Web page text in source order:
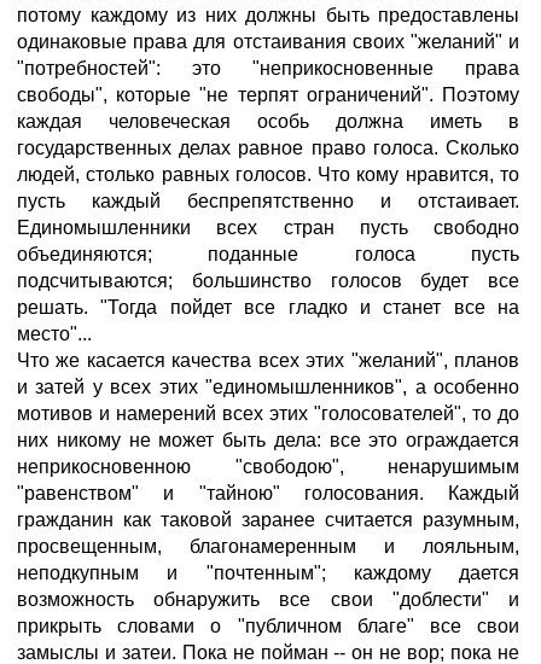
потому каждому из них должны быть предоставлены
одинаковые права для отстаивания своих "желаний" и
"потребностей": это "неприкосновенные права
свободы", которые "не терпят ограничений". Поэтому
каждая человеческая особь должна иметь в
государственных делах равное право голоса. Сколько
людей, столько равных голосов. Что кому нравится, то
пусть каждый беспрепятственно и отстаивает.
Единомышленники всех стран пусть свободно
объединяются; поданные голоса пусть
подсчитываются; большинство голосов будет все
решать. "Тогда пойдет все гладко и станет все на
место"...
Что же касается качества всех этих "желаний", планов
и затей у всех этих "единомышленников", а особенно
мотивов и намерений всех этих "голосователей", то до
них никому не может быть дела: все это ограждается
неприкосновенною "свободою", ненарушимым
"равенством" и "тайною" голосования. Каждый
гражданин как таковой заранее считается разумным,
просвещенным, благонамеренным и лояльным,
неподкупным и "почтенным"; каждому дается
возможность обнаружить все свои "доблести" и
прикрыть словами о "публичном благе" все свои
замыслы и затеи. Пока не пойман -- он не вор; пока не